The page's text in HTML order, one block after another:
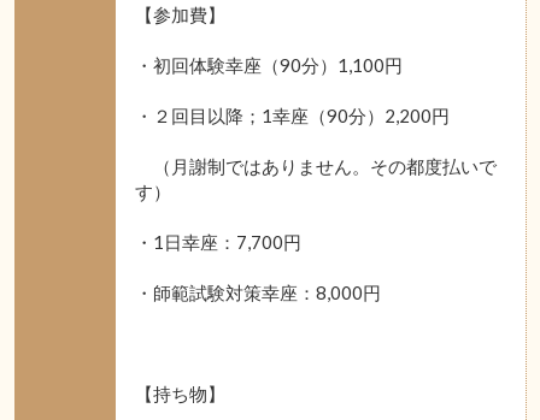
【参加費】
・初回体験幸座（90分）1,100円
・２回目以降；1幸座（90分）2,200円
（月謝制ではありません。その都度払いで
す）
・1日幸座：7,700円
・師範試験対策幸座：8,000円
【持ち物】